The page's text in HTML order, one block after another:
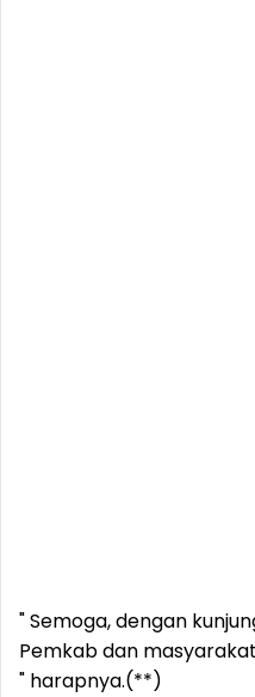
" Semoga, dengan
Pemkab dan masyarakat
" harapnya.(**)